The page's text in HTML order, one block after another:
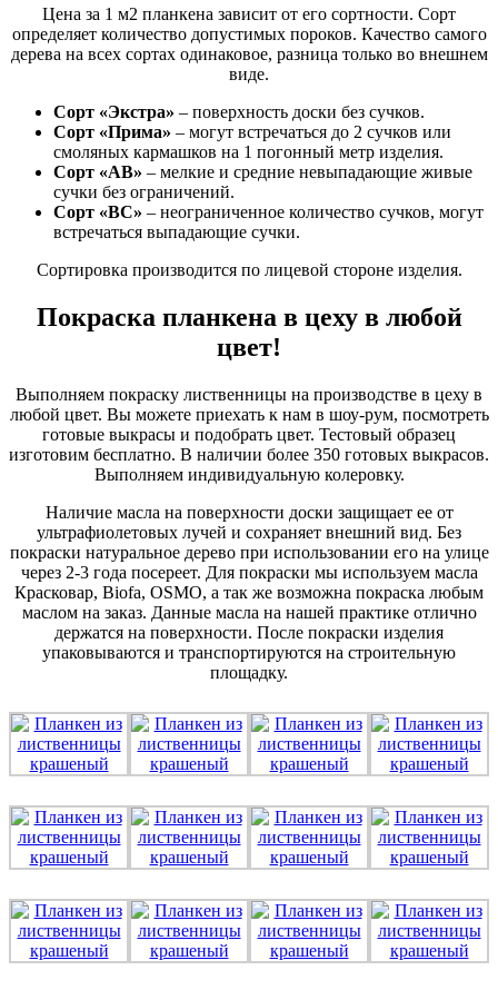
Цена за 1 м2 планкена зависит от его сортности. Сорт
определяет количество допустимых пороков. Качество самого
дерева на всех сортах одинаковое, разница только во внешнем
виде.
Сорт «Экстра» – поверхность доски без сучков.
Сорт «Прима» – могут встречаться до 2 сучков или
смоляных кармашков на 1 погонный метр изделия.
Сорт «АВ» – мелкие и средние невыпадающие живые
сучки без ограничений.
Сорт «ВС» – неограниченное количество сучков, могут
встречаться выпадающие сучки.
Сортировка производится по лицевой стороне изделия.
Покраска планкена в цеху в любой
цвет!
Выполняем покраску лиственницы на производстве в цеху в
любой цвет. Вы можете приехать к нам в шоу-рум, посмотреть
готовые выкрасы и подобрать цвет. Тестовый образец
изготовим бесплатно. В наличии более 350 готовых выкрасов.
Выполняем индивидуальную колеровку.
Наличие масла на поверхности доски защищает ее от
ультрафиолетовых лучей и сохраняет внешний вид. Без
покраски натуральное дерево при использовании его на улице
через 2-3 года посереет. Для покраски мы используем масла
Красковар, Biofa, OSMO, а так же возможна покраска любым
маслом на заказ. Данные масла на нашей практике отлично
держатся на поверхности. После покраски изделия
упаковываются и транспортируются на строительную
площадку.